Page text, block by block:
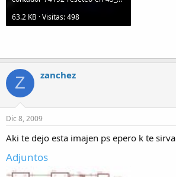
63.2 KB · Visitas: 498
Z zanchez
Dic 8, 2009
Aki te dejo esta imajen ps epero k te sirva
Adjuntos